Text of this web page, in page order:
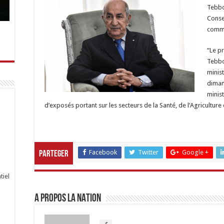
“Le
d’exposés portant sur les secteurs de la Santé, de
Parteger Facebook Twitter Google +
A propos LA NATION